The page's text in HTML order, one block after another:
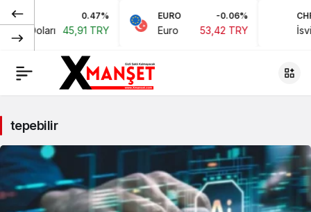
0.47%
Doları 45,91 TRY
EURO -0.06%
Euro 53,42 TRY
CHF
tepebilir